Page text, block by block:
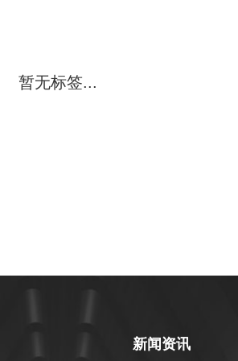
暂无标签...
新闻资讯